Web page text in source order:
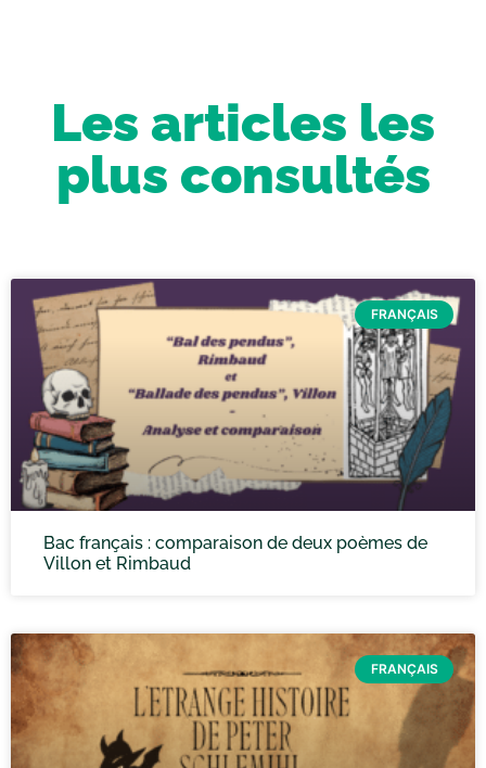
Les articles les
plus consultés
FRANÇAIS
Bac français : comparaison de deux poèmes de
Villon et Rimbaud
FRANÇAIS